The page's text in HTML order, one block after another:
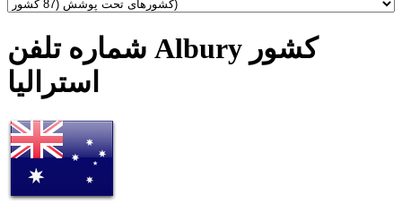
شماره تلفن Albury کشور
استرالیا